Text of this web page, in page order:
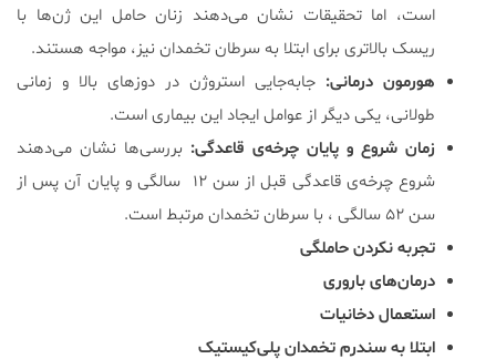
است، اما تحقیقات نشان می‌دهند زنان حامل این ژن‌ها با
ریسک بالاتری برای ابتلا به سرطان تخمدان نیز، مواجه هستند.
هورمون درمانی: جابه‌جایی استروژن در دوزهای بالا و زمانی
طولانی، یکی دیگر از عوامل ایجاد این بیماری است.
زمان شروع و پایان چرخه‌ی قاعدگی: بررسی‌ها نشان می‌دهند
شروع چرخه‌ی قاعدگی قبل از سن ۱۲ سالگی و پایان آن پس از
سن ۵۲ سالگی ، با سرطان تخمدان مرتبط است.
تجربه نکردن حاملگی
درمان‌های باروری
استعمال دخانیات
ابتلا به سندرم تخمدان پلی‌کیستیک